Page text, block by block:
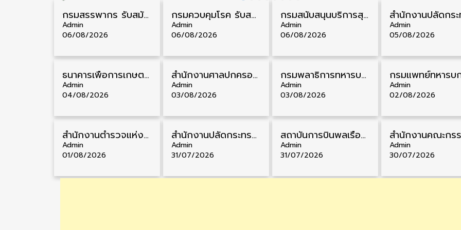
กรมสรรพากร รับสมัครลูกจ้างชั่วคราว วุฒิ ปวช./ป.ตรี 138 อัตรา รับสมัคร 17 – 31 สิงหาคม
Admin
06/08/2026
กรมควบคุมโรค รับสมัครสอบบรรจุเข้ารับราชการ วุฒิ ปวส./ป.ตรี 17 อัตรา รับสมัคร 17 สิงหาคม – 4 กันยายน
Admin
06/08/2026
กรมสนับสนุนบริการสุขภาพ รับสมัครคัดเลือกพนักงานราชการ วุฒิ ปวส./ป.ตรี 13 อัตรา รับสมัคร 11 – 20 สิงหาคม
Admin
06/08/2026
Admin
05/08/2026
ธนาคารเพื่อการเกษตรและสหกรณ์การเกษตร รับสมัครบุคคลเพื่อเป็นผู้ช่วยพนักงาน วุฒิ ป.ตรี 5 อัตรา รับสมัคร 4 – 14 สิงหาคม
Admin
04/08/2026
สํานักงานศาลปกครอง รับสมัครสอบบรรจุเข้ารับราชการ วุฒิ ป.ตรี 72 อัตรา รับสมัคร 31 สิงหาคม – 18 กันยายน
Admin
03/08/2026
กรมพลาธิการทหารบก รับสมัครพนักงานราชการ วุฒิ ม.3/ม.6/ปวช. 66 อัตรา รับสมัคร 10 – 17 สิงหาคม
Admin
03/08/2026
Admin
02/08/2026
สำนักงานตำรวจแห่งชาติ รับสมัครสอบนายสิบตำรวจ วุฒิ ม.6/ปวช. 6,000 อัตรา รับสมัคร 8 – 19 สิงหาคม
Admin
01/08/2026
สำนักงานปลัดกระทรวงพาณิชย์ รับสมัครคัดเลือกพนักงานราชการ วุฒิ ปวส./ป.ตรี 11 อัตรา รับสมัคร 10 – 21 สิงหาคม
Admin
31/07/2026
สถาบันการบินพลเรือน รับสมัครคัดเลือกเป็นพนักงาน วุฒิ ป.ตรี/ป.โท/ป.เอก 11 อัตรา รับสมัคร 27 กรกฎาคม – 10 สิงหาคม
Admin
31/07/2026
Admin
30/07/2026